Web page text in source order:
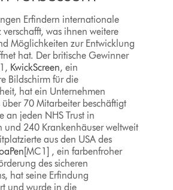
Erfindern internationale
was ihnen weitere
Möglichkeiten zur Entwicklung
hat. Der britische Gewinner
KwickScreen, ein
Bildschirm für die
hat ein Unternehmen
70 Mitarbeiter beschäftigt
an jeden NHS Trust in
240 Krankenhäuser weltweit
aus den USA des
[MC1] , ein farbenfroher
des sicheren
hat seine Erfindung
und wurde in die